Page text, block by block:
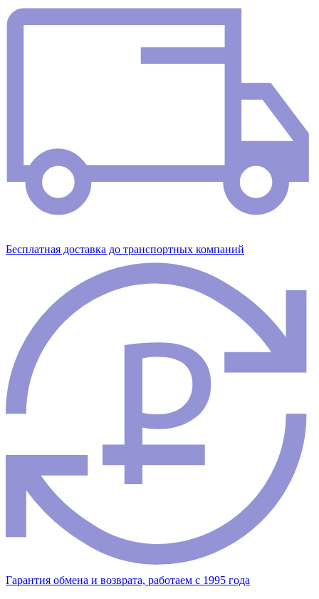
Бесплатная доставка до транспортных компаний
Гарантия обмена и возврата, работаем с 1995 года